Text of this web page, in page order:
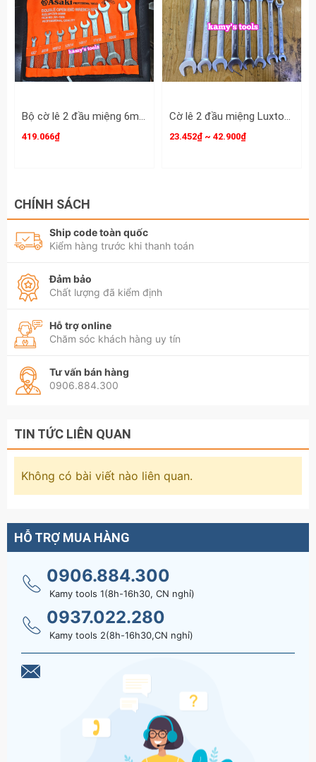
Bộ cờ lê 2 đầu miệng 6mm-24mm Asaki AK-7508
419.066₫
Cờ lê 2 đầu miệng Luxtop 8x9 8x10 10x12 12x13 12x14 13x15 14x15 14x17 17x19
23.452₫ ~ 42.900₫
CHÍNH SÁCH
Ship code toàn quốc
Kiểm hàng trước khi thanh toán
Đảm bảo
Chất lượng đã kiểm định
Hỗ trợ online
Chăm sóc khách hàng uy tín
Tư vấn bán hàng
0906.884.300
TIN TỨC LIÊN QUAN
Không có bài viết nào liên quan.
HỖ TRỢ MUA HÀNG
0906.884.300
Kamy tools 1(8h-16h30, CN nghỉ)
0937.022.280
Kamy tools 2(8h-16h30,CN nghỉ)